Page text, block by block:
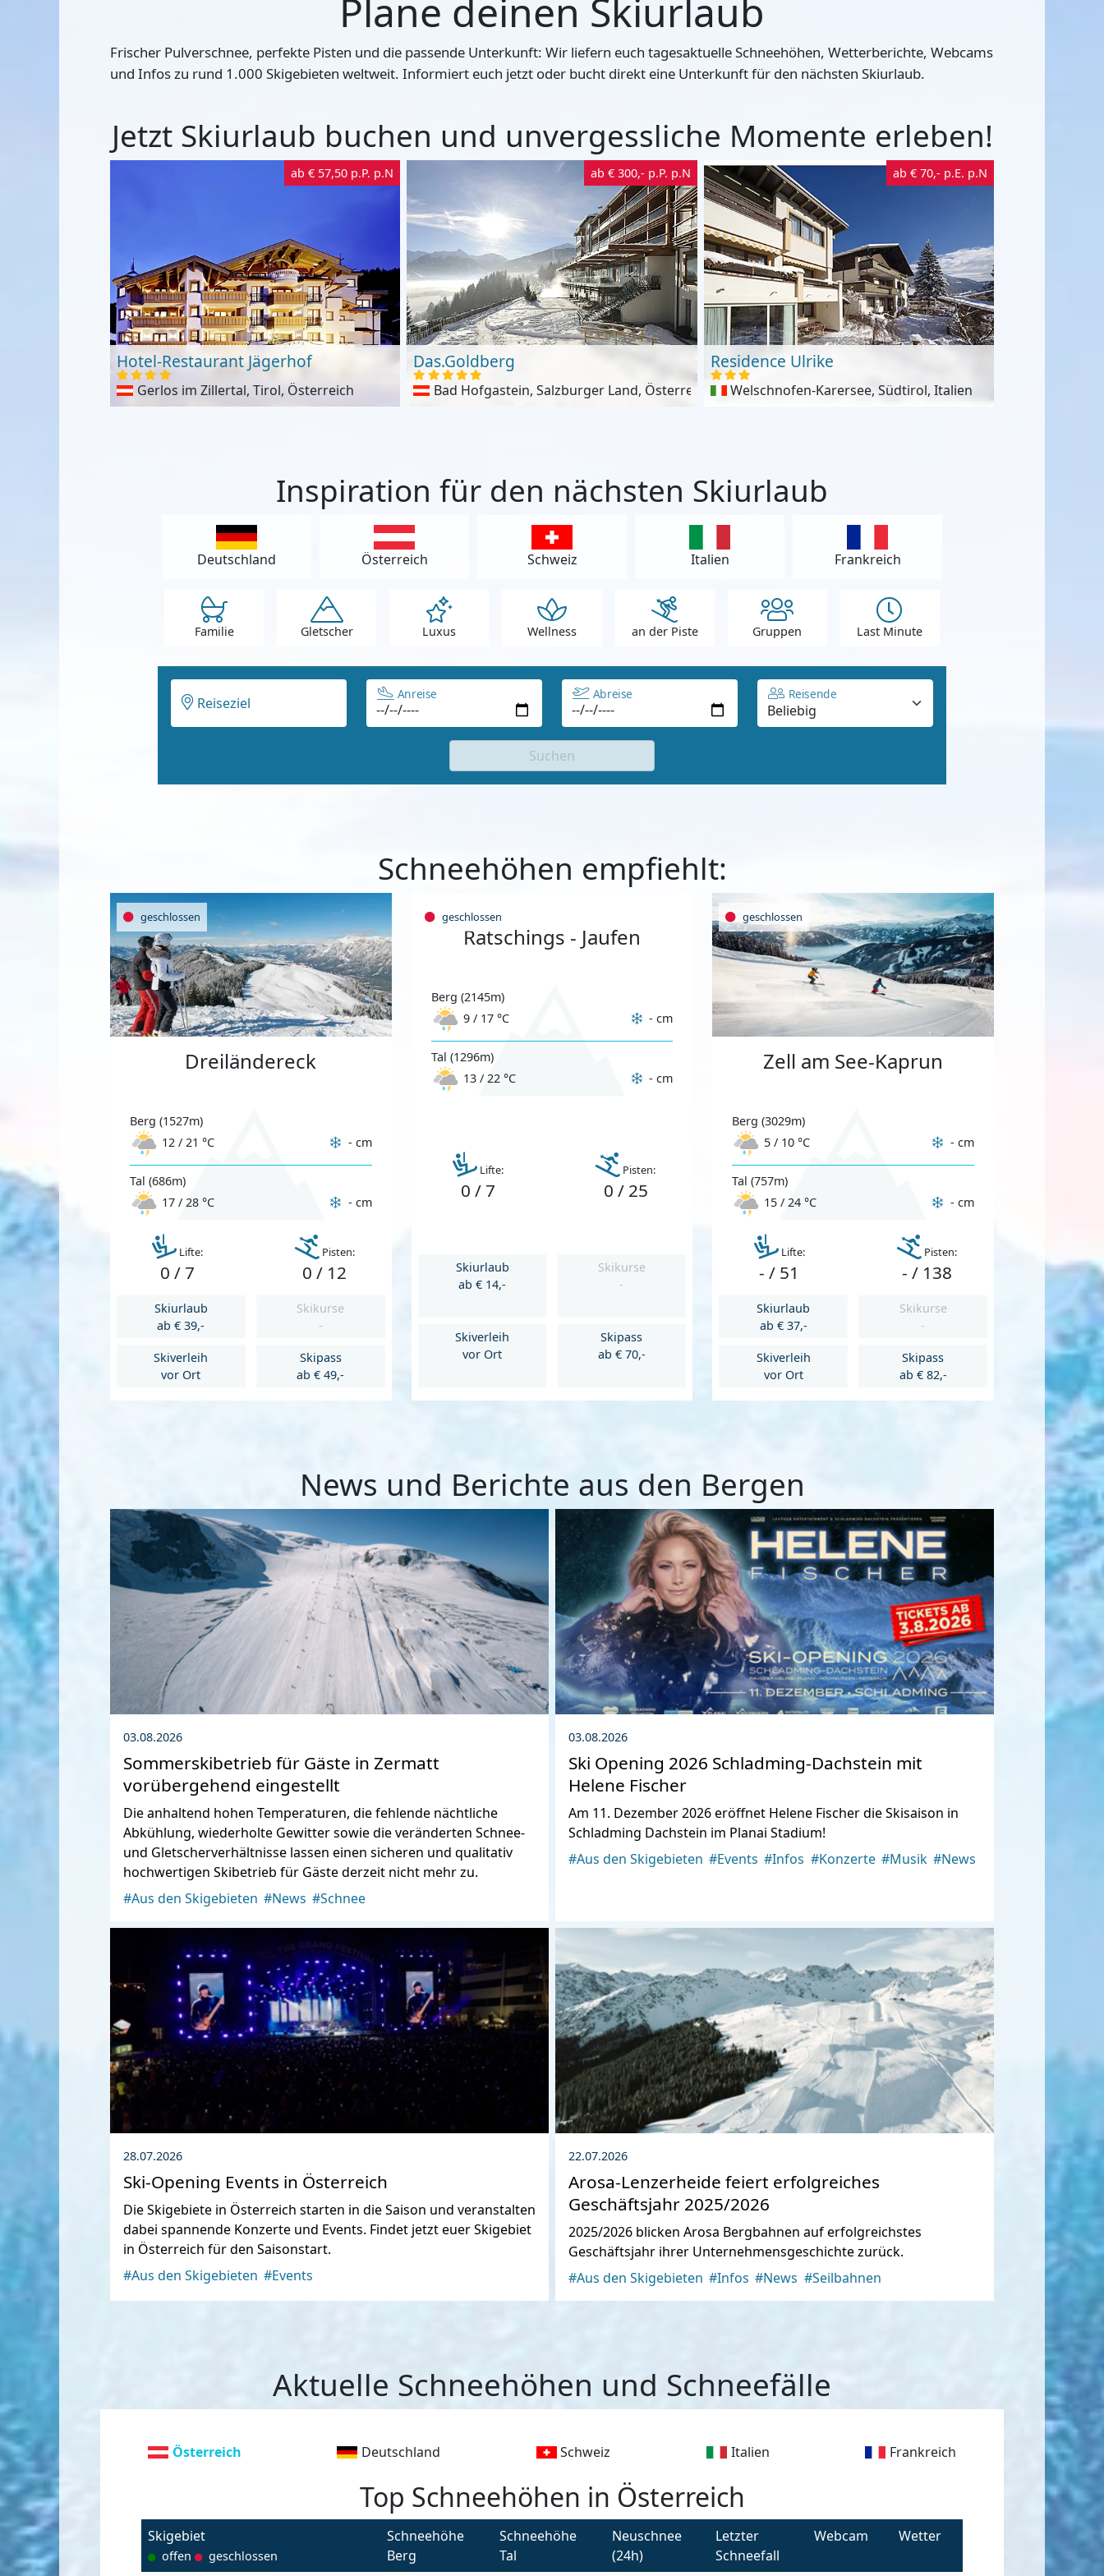
Plane deinen Skiurlaub
Frischer Pulverschnee, perfekte Pisten und die passende Unterkunft: Wir liefern euch tagesaktuelle Schneehöhen, Wetterberichte, Webcams
und Infos zu rund 1.000 Skigebieten weltweit. Informiert euch jetzt oder bucht direkt eine Unterkunft für den nächsten Skiurlaub.
Jetzt Skiurlaub buchen und unvergessliche Momente erleben!
ab€ 57,50 p.P. p.N
Hotel-Restaurant Jägerhof
Gerlos im Zillertal, Tirol, Österreich
ab € 300,- p.P. p.N
Das.Goldberg
Bad Hofgastein, Salzburger Land, Österreich
ab € 70,- p.E. p.N
Residence Ulrike
Welschnofen-Karersee, Südtirol, Italien
Inspiration für den nächsten Skiurlaub
Deutschland Österreich Schweiz Italien Frankreich
Familie Gletscher Luxus Wellness an der Piste Gruppen Last Minute
Reiseziel
Anreise Abreise Reisende
Suchen
Schneehöhen empfiehlt:
geschlossen
Dreiländereck
Berg (1527m)
12 / 21 °C
- cm
Tal (686m)
17 / 28 °C
- cm
Lifte:
0 / 7
Pisten:
0 / 12
Skiurlaub
ab € 39,-
Skikurse
-
Skiverleih
vor Ort
Skipass
ab € 49,-
geschlossen
Ratschings - Jaufen
Berg (2145m)
9 / 17 °C
- cm
Tal (1296m)
13 / 22 °C
- cm
Lifte:
0 / 7
Pisten:
0 / 25
Skiurlaub
ab € 14,-
Skikurse
-
Skiverleih
vor Ort
Skipass
ab € 70,-
geschlossen
Zell am See-Kaprun
Berg (3029m)
5 / 10 °C
- cm
Tal (757m)
15 / 24 °C
- cm
Lifte:
- / 51
Pisten:
- / 138
Skiurlaub
ab € 37,-
Skikurse
-
Skiverleih
vor Ort
Skipass
ab € 82,-
News und Berichte aus den Bergen
03.08.2026
Sommerskibetrieb für Gäste in Zermatt
vorübergehend eingestellt
Die anhaltend hohen Temperaturen, die fehlende nächtliche
Abkühlung, wiederholte Gewitter sowie die veränderten Schnee-
und Gletscherverhältnisse lassen einen sicheren und qualitativ
hochwertigen Skibetrieb für Gäste derzeit nicht mehr zu.
#Aus den Skigebieten #News #Schnee
03.08.2026
Ski Opening 2026 Schladming-Dachstein mit
Helene Fischer
Am 11. Dezember 2026 eröffnet Helene Fischer die Skisaison in
Schladming Dachstein im Planai Stadium!
#Aus den Skigebieten #Events #Infos #Konzerte #Musik #News
28.07.2026
Ski-Opening Events in Österreich
Die Skigebiete in Österreich starten in die Saison und veranstalten
dabei spannende Konzerte und Events. Findet jetzt euer Skigebiet
in Österreich für den Saisonstart.
#Aus den Skigebieten #Events
22.07.2026
Arosa-Lenzerheide feiert erfolgreiches
Geschäftsjahr 2025/2026
2025/2026 blicken Arosa Bergbahnen auf erfolgreichstes
Geschäftsjahr ihrer Unternehmensgeschichte zurück.
#Aus den Skigebieten #Infos #News #Seilbahnen
Aktuelle Schneehöhen und Schneefälle
Österreich Deutschland Schweiz Italien Frankreich
Top Schneehöhen in Österreich
Skigebiet
offen geschlossen
Schneehöhe
Berg
Schneehöhe
Tal
Neuschnee
(24h)
Letzter
Schneefall
Webcam Wetter